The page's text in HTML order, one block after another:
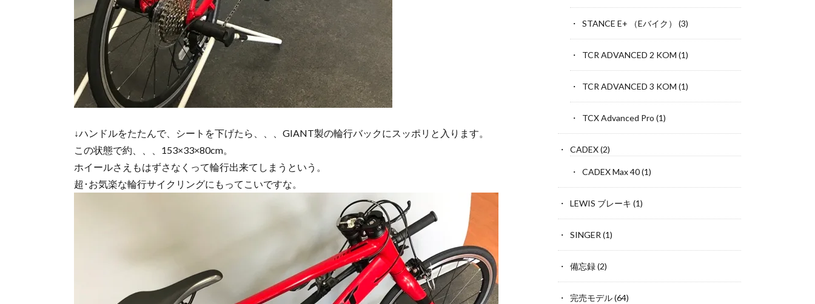
↓ハンドルをたたんで、シートを下げたら、、、GIANT製の輪行バックにスッポリと入ります。
この状態で約、、、153×33×80cm。
ホイールさえもはずさなくって輪行出来てしまうという。
超･お気楽な輪行サイクリングにもってこいですな。
STANCE E+ （Eバイク） (3)
TCR ADVANCED 2 KOM (1)
TCR ADVANCED 3 KOM (1)
TCX Advanced Pro (1)
CADEX(2)
CADEX Max 40(1)
LEWIS ブレーキ (1)
SINGER (1)
備忘録(2)
完売モデル(64)